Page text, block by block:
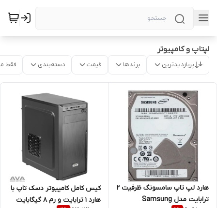
لپتاپ و کامپیوتر
پربازدیدترین برندها قیمت دسته‌بندی فقط
هارد لپ تاپ سامسونگ ظرفیت 2
ترابایت مدل Samsung
کیس کامل کامپیوتر دسک تاپ با
هارد 1 ترابایت و رم 8 گیگابایت